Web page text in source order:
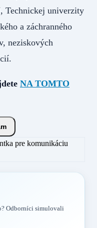
Technickej univerzity
a záchranného
neziskových
NA TOMTO
pre komunikáciu
Odborníci simulovali